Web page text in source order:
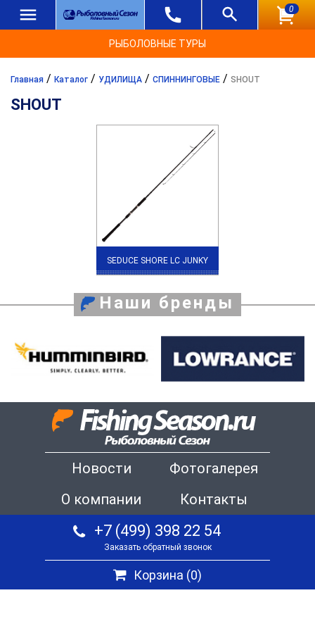
0
РЫБОЛОВНЫЕ ТУРЫ
Главная / Каталог / УДИЛИЩА / СПИННИНГОВЫЕ / SHOUT
SHOUT
SEDUCE SHORE LC JUNKY
Наши бренды
Новости
Фотогалерея
О компании
Контакты
+7 (499) 398 22 54
Заказать обратный звонок
Корзина (0)